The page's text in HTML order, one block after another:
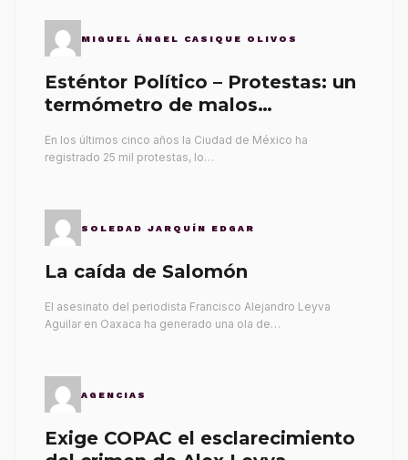
MIGUEL ÁNGEL CASIQUE OLIVOS
Esténtor Político – Protestas: un
termómetro de malos
En los últimos cinco años la Ciudad de México ha
registrado 25 mil protestas, lo…
SOLEDAD JARQUÍN EDGAR
La caída de Salomón
El asesinato del periodista Francisco Alejandro Leyva
Aguilar en Oaxaca ha generado una ola de…
AGENCIAS
Exige COPAC el esclarecimiento